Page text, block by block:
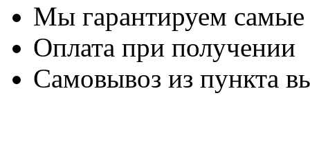
Мы гарантируем
Оплата при получении
Самовывоз из пункта